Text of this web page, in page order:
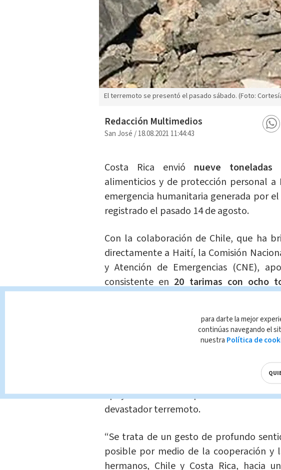
El terremoto se presentó el pasado sábado. (Foto:
Redacción Multimedios
San José/18.08.2021 11:44:43
Costa Rica envió nueve
alimenticios y de protección personal
emergencia humanitaria generada por
registrado el pasado 14 de agosto.
Con la colaboración de Chile, que ha
directamente a Haití, la Comisión
y Atención de Emergencias (CNE),
consistente en 20 tarimas con ocho
La asistencia partió del aeropuerto
presidente de la CNE, Alexander Solís,
apoyar al hermano país de Haití en
devastador terremoto.
“Se trata de un gesto de profundo
posible por medio de la cooperación y
hermanos, Chile y Costa Rica, hacia
para darte la mejor
continúas navegando el
nuestra Política de